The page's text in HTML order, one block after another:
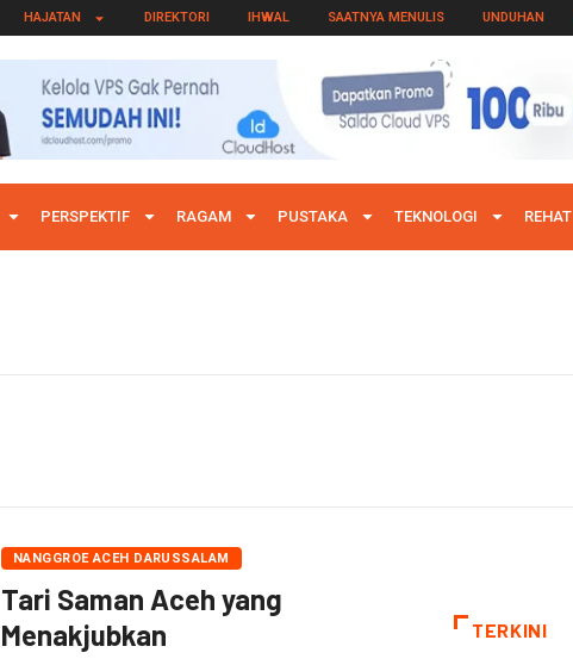
HAJATAN DIREKTORI IHWAL SAATNYA MENULIS UNDUHAN
PERSPEKTIF RAGAM PUSTAKA TEKNOLOGI REHAT
NANGGROE ACEH DARUSSALAM
Tari Saman Aceh yang
Menakjubkan
TERKINI